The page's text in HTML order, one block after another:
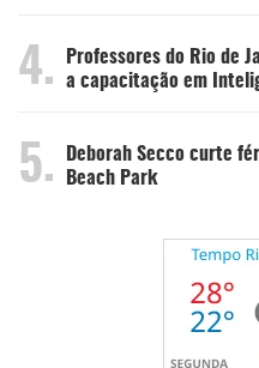
4.
Professores do Rio de
a capacitação em
5.
Deborah Secco curte
Beach Park